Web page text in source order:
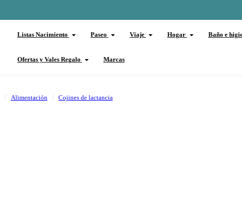
Listas Nacimiento Paseo Viaje Hogar Baño e
Ofertas y Vales Regalo Marcas
Alimentación Cojines de lactancia